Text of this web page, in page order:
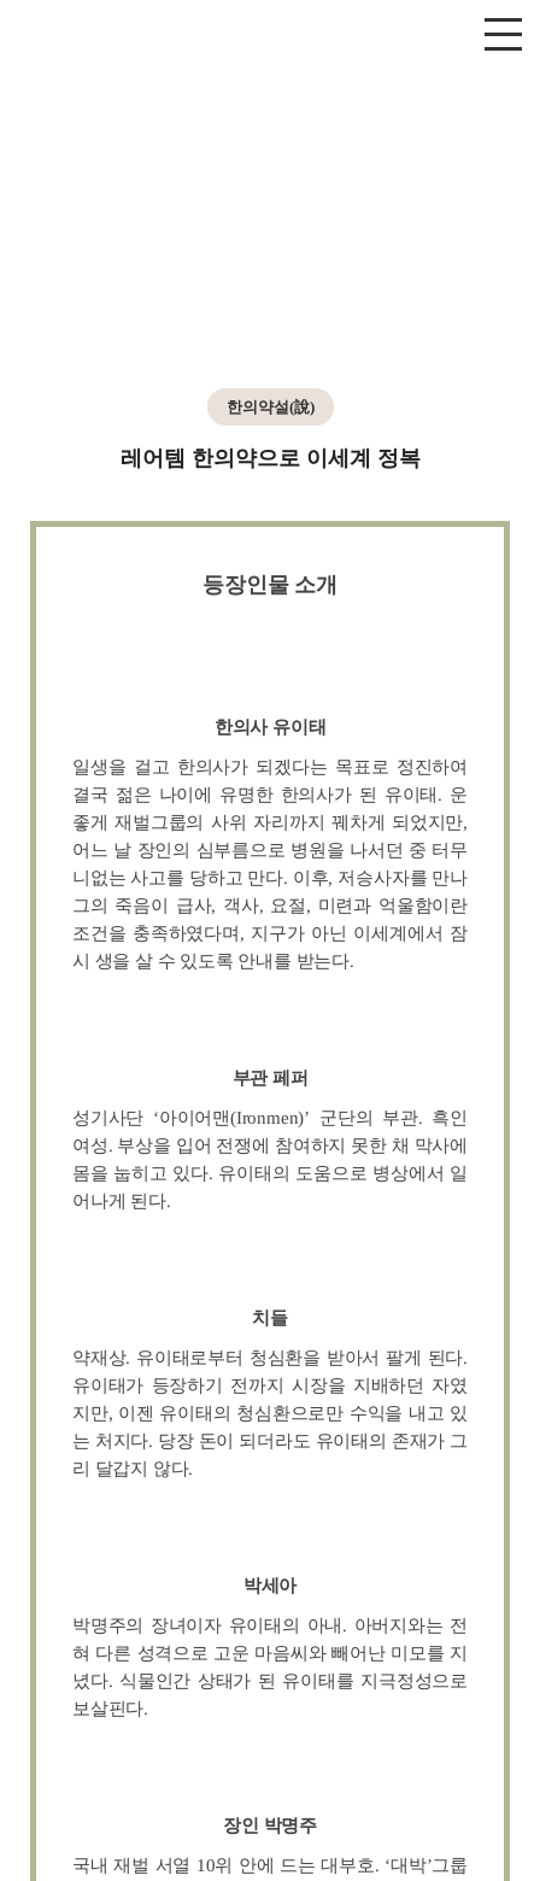
한의약설(說)
레어템 한의약으로 이세계 정복
등장인물 소개
한의사 유이태
일생을 걸고 한의사가 되겠다는 목표로 정진하여
결국 젊은 나이에 유명한 한의사가 된 유이태. 운
좋게 재벌그룹의 사위 자리까지 꿰차게 되었지만,
어느 날 장인의 심부름으로 병원을 나서던 중 터무
니없는 사고를 당하고 만다. 이후, 저승사자를 만나
그의 죽음이 급사, 객사, 요절, 미련과 억울함이란
조건을 충족하였다며, 지구가 아닌 이세계에서 잠
시 생을 살 수 있도록 안내를 받는다.
부관 페퍼
성기사단 ‘아이어맨(Ironmen)’ 군단의 부관. 흑인
여성. 부상을 입어 전쟁에 참여하지 못한 채 막사에
몸을 눕히고 있다. 유이태의 도움으로 병상에서 일
어나게 된다.
치들
약재상. 유이태로부터 청심환을 받아서 팔게 된다.
유이태가 등장하기 전까지 시장을 지배하던 자였
지만, 이젠 유이태의 청심환으로만 수익을 내고 있
는 처지다. 당장 돈이 되더라도 유이태의 존재가 그
리 달갑지 않다.
박세아
박명주의 장녀이자 유이태의 아내. 아버지와는 전
혀 다른 성격으로 고운 마음씨와 빼어난 미모를 지
녔다. 식물인간 상태가 된 유이태를 지극정성으로
보살핀다.
장인 박명주
국내 재벌 서열 10위 안에 드는 대부호. ‘대박’그룹